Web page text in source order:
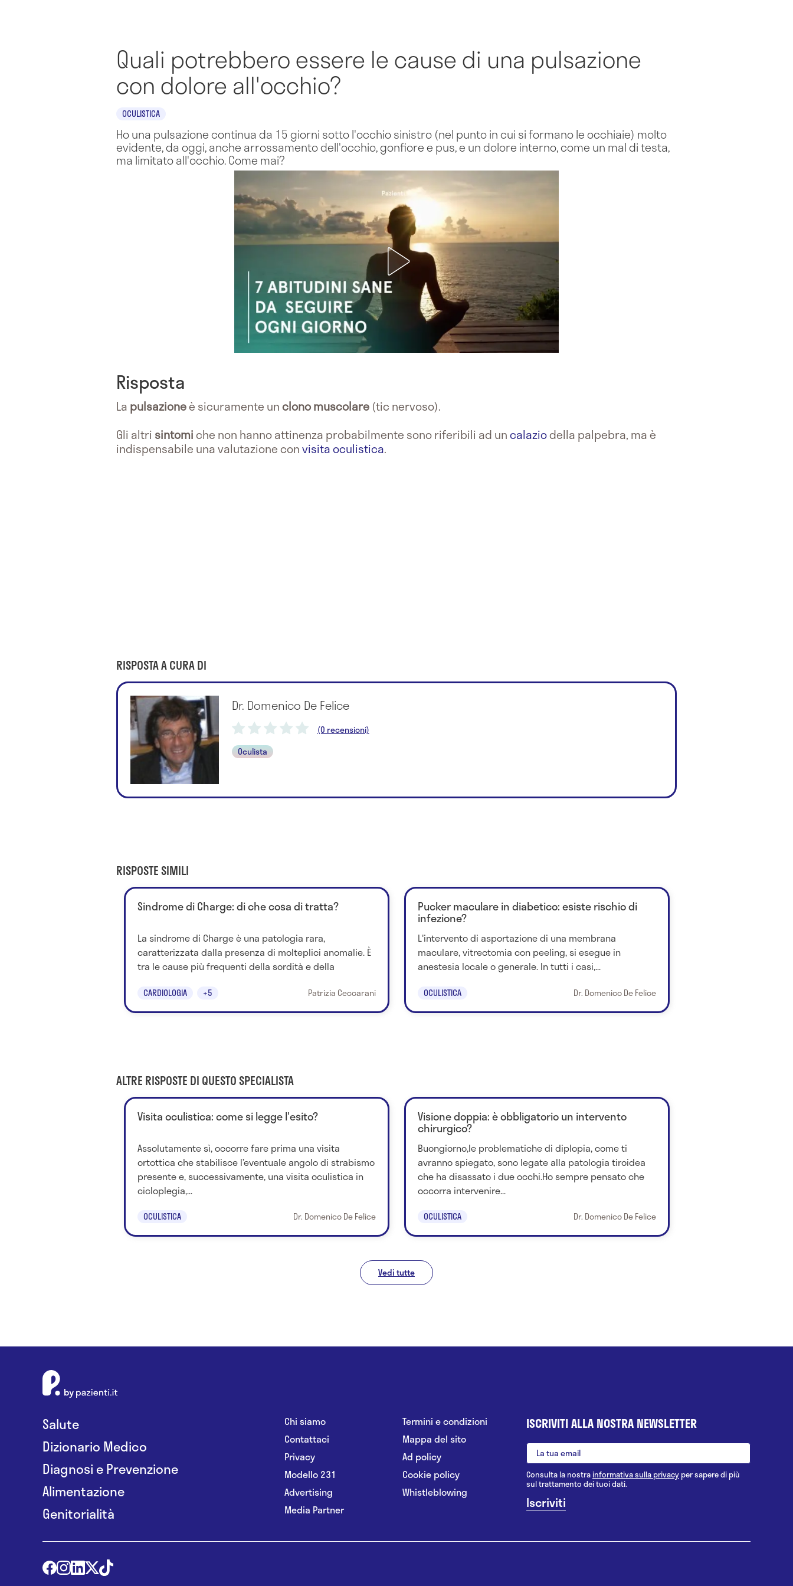
Quali potrebbero essere le cause di una pulsazione
con dolore all'occhio?
OCULISTICA
Ho una pulsazione continua da 15 giorni sotto l'occhio sinistro (nel punto in cui si formano le occhiaie) molto
evidente, da oggi, anche arrossamento dell'occhio, gonfiore e pus, e un dolore interno, come un mal di testa,
ma limitato all'occhio. Come mai?
Risposta
La pulsazioneè sicuramente unclonomuscolare (tic nervoso).
Gli altri sintomiche non hanno attinenza probabilmente sono riferibili ad uncalaziodella palpebra, ma è
indispensabile una valutazione convisita oculistica.
RISPOSTA A CURA DI
Dr. Domenico De Felice
(0 recensioni)
Oculista
RISPOSTE SIMILI
Sindrome di Charge: di che cosa di tratta?
La sindrome di Charge è una patologia rara,
caratterizzata dalla presenza di molteplici anomalie. È
tra le cause più frequenti della sordità e della
CARDIOLOGIA +5 Patrizia Ceccarani
Pucker maculare in diabetico: esiste rischio di
infezione?
L'intervento di asportazione di una membrana
maculare, vitrectomia con peeling, si esegue in
anestesia locale o generale. In tutti i casi,...
OCULISTICA Dr. Domenico De Felice
ALTRE RISPOSTE DI QUESTO SPECIALISTA
Visita oculistica: come si legge l'esito?
Assolutamente sì, occorre fare prima una visita
ortottica che stabilisce l’eventuale angolo di strabismo
presente e, successivamente, una visita oculistica in
cicloplegia,...
OCULISTICA Dr. Domenico De Felice
Visione doppia: è obbligatorio un intervento
chirurgico?
Buongiorno,le problematiche di diplopia, come ti
avranno spiegato, sono legate alla patologia tiroidea
che ha disassato i due occhi.Ho sempre pensato che
occorra intervenire...
OCULISTICA Dr. Domenico De Felice
Vedi tutte
Salute
Dizionario Medico
Diagnosi e Prevenzione
Alimentazione
Genitorialità
Chi siamo
Contattaci
Privacy
Modello 231
Advertising
Media Partner
Termini e condizioni
Mappa del sito
Ad policy
Cookie policy
Whistleblowing
ISCRIVITI ALLA NOSTRA NEWSLETTER
Consulta la nostrainformativa sulla privacy per sapere di più
sul trattamento dei tuoi dati.